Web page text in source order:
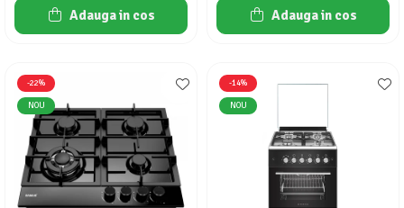
Adauga in cos Adauga in cos
-22%
NOU
-14%
NOU